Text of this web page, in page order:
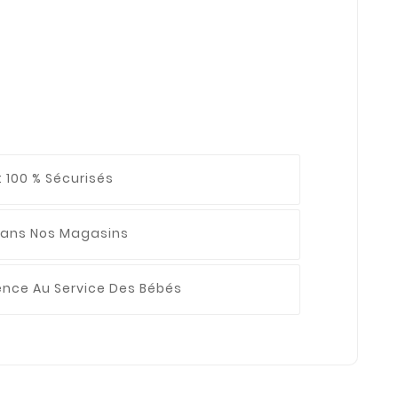
100 % Sécurisés
Nos Magasins
Au Service Des Bébés